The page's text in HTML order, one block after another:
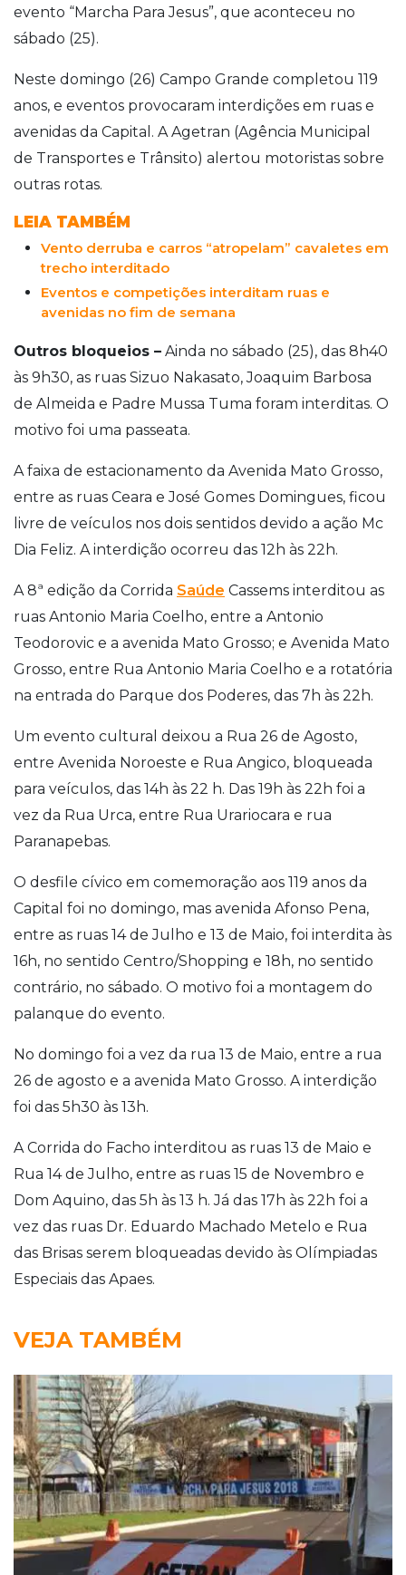
evento “Marcha Para Jesus”, que aconteceu no
sábado (25).
Neste domingo (26) Campo Grande completou 119
anos, e eventos provocaram interdições em ruas e
avenidas da Capital. A Agetran (Agência Municipal
de Transportes e Trânsito) alertou motoristas sobre
outras rotas.
LEIA TAMBÉM
Vento derruba e carros “atropelam” cavaletes em
trecho interditado
Eventos e competições interditam ruas e
avenidas no fim de semana
Outros bloqueios – Ainda no sábado (25), das 8h40
às 9h30, as ruas Sizuo Nakasato, Joaquim Barbosa
de Almeida e Padre Mussa Tuma foram interditas. O
motivo foi uma passeata.
A faixa de estacionamento da Avenida Mato Grosso,
entre as ruas Ceara e José Gomes Domingues, ficou
livre de veículos nos dois sentidos devido a ação Mc
Dia Feliz. A interdição ocorreu das 12h às 22h.
A 8ª edição da Corrida Saúde Cassems interditou as
ruas Antonio Maria Coelho, entre a Antonio
Teodorovic e a avenida Mato Grosso; e Avenida Mato
Grosso, entre Rua Antonio Maria Coelho e a rotatória
na entrada do Parque dos Poderes, das 7h às 22h.
Um evento cultural deixou a Rua 26 de Agosto,
entre Avenida Noroeste e Rua Angico, bloqueada
para veículos, das 14h às 22 h. Das 19h às 22h foi a
vez da Rua Urca, entre Rua Urariocara e rua
Paranapebas.
O desfile cívico em comemoração aos 119 anos da
Capital foi no domingo, mas avenida Afonso Pena,
entre as ruas 14 de Julho e 13 de Maio, foi interdita às
16h, no sentido Centro/Shopping e 18h, no sentido
contrário, no sábado. O motivo foi a montagem do
palanque do evento.
No domingo foi a vez da rua 13 de Maio, entre a rua
26 de agosto e a avenida Mato Grosso. A interdição
foi das 5h30 às 13h.
A Corrida do Facho interditou as ruas 13 de Maio e
Rua 14 de Julho, entre as ruas 15 de Novembro e
Dom Aquino, das 5h às 13 h. Já das 17h às 22h foi a
vez das ruas Dr. Eduardo Machado Metelo e Rua
das Brisas serem bloqueadas devido às Olímpiadas
Especiais das Apaes.
VEJA TAMBÉM